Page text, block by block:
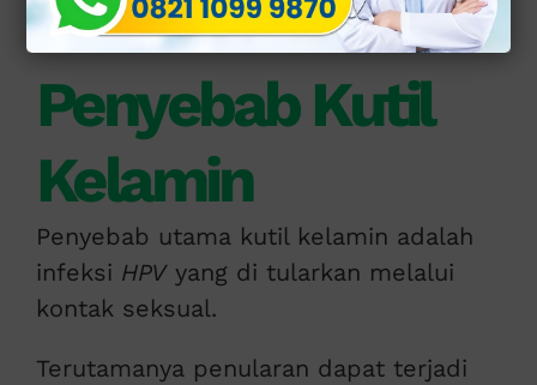
Penyebab Kutil
Kelamin
Penyebab utama kutil kelamin adalah
infeksi HPVyang di tularkan melalui
kontak seksual.
Terutamanya penularan dapat terjadi